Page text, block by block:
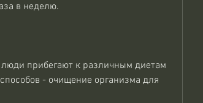
в неделю.
люди прибегают к различным диетам
- очищение организма для